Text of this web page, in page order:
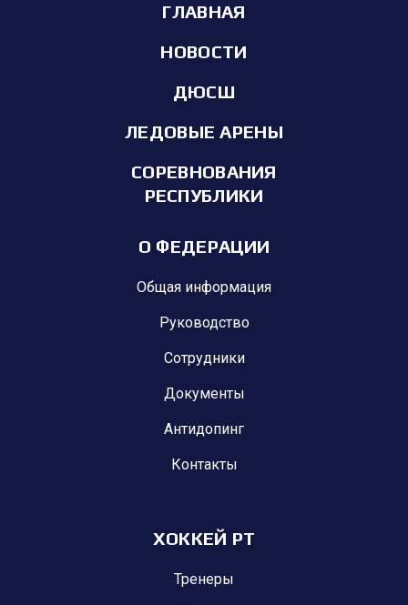
ГЛАВНАЯ
НОВОСТИ
ДЮСШ
ЛЕДОВЫЕ АРЕНЫ
СОРЕВНОВАНИЯ
РЕСПУБЛИКИ
О ФЕДЕРАЦИИ
Общая информация
Руководство
Сотрудники
Документы
Антидопинг
Контакты
ХОККЕЙ РТ
Тренеры